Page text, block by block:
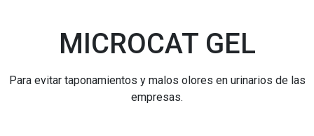
MICROCAT GEL
Para evitar taponamientos y malos olores en urinarios de las
empresas.